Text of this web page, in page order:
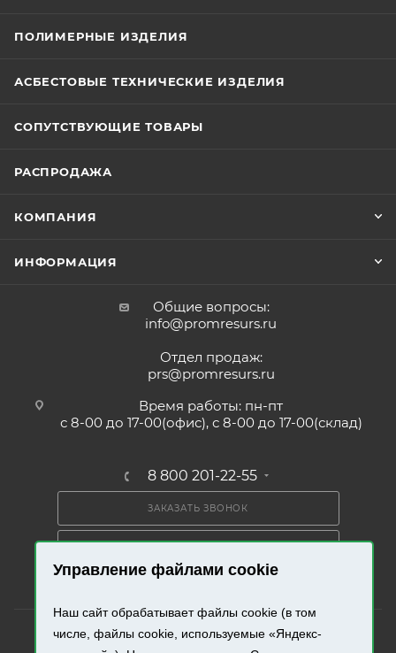
Управление файлами cookie
Наш сайт обрабатывает файлы cookie (в том
числе, файлы cookie, используемые «Яндекс-
ПОЛИМЕРНЫЕ ИЗДЕЛИЯ
АСБЕСТОВЫЕ ТЕХНИЧЕСКИЕ ИЗДЕЛИЯ
СОПУТСТВУЮЩИЕ ТОВАРЫ
РАСПРОДАЖА
КОМПАНИЯ
ИНФОРМАЦИЯ
Общие вопросы:
info@promresurs.ru
Отдел продаж:
prs@promresurs.ru
Время работы: пн-пт
с 8-00 до 17-00(офис), с 8-00 до 17-00(склад)
8 800 201-22-55
ЗАКАЗАТЬ ЗВОНОК